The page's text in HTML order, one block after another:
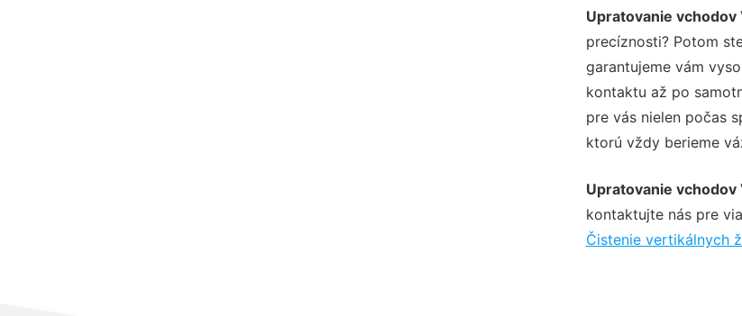
Upratovanie vchodov
precíznosti? Potom
garantujeme vám
kontaktu až po
pre vás nielen počas
ktorú vždy berieme
Upratovanie vchodov
kontaktujte nás pre
Čistenie vertikálnych